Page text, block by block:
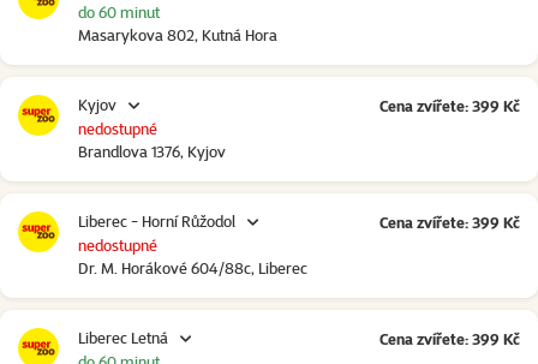
Masarykova 802, Kutná Hora
do 60 minut
Kyjov
Brandlova 1376, Kyjov
nedostupné
Cena zvířete: 399 Kč
Liberec - Horní Růžodol
Dr. M. Horákové 604/88c, Liberec
nedostupné
Cena zvířete: 399 Kč
Liberec Letná Cena zvířete: 399 Kč